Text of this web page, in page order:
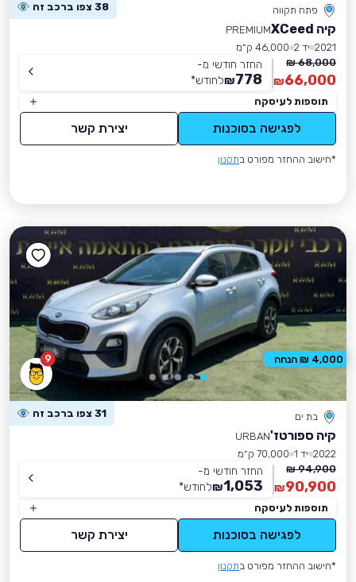
פתח תקווה 38 צפו ברכב זה
קיה XCeed
PREMIUM
2021 יד 2
46,000 ק״מ
68,000 ₪
66,000
₪
החזר חודשי מ-
778
₪לחודש*
תוספות לעיסקה
לפגישה בסוכנות יצירת קשר
*חישוב ההחזר מפורט בתקנון
9
בת ים 31 צפו ברכב זה
קיה ספורטז'URBAN
2022 יד 1
70,000 ק״מ
94,900 ₪
90,900
₪
החזר חודשי מ-
1,053
₪לחודש*
תוספות לעיסקה
לפגישה בסוכנות יצירת קשר
*חישוב ההחזר מפורט בתקנון
4,000 ₪ הנחה